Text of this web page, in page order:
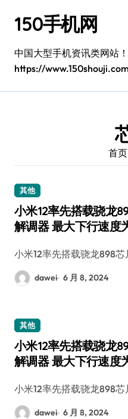
150手机网
中国大型手机资讯类网站！
https://www.150shouji.com
首页
其他
小米12率先搭载骁龙
解调器 最大下行速度
小米12率先搭载骁龙898
dawei 6 月 8, 2024
其他
小米12率先搭载骁龙
解调器 最大下行速度
小米12率先搭载骁龙898
dawei 6 月 8, 2024